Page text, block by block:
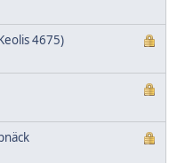
4675)